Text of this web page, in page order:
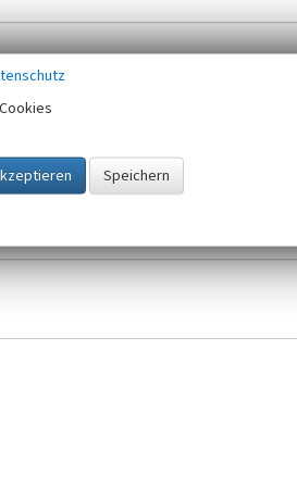
gespeichert und verwendet.
gültigen Europäischen